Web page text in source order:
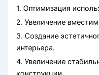
1. Оптимизация
2. Увеличение
3. Создание
интерьера.
4. Увеличение